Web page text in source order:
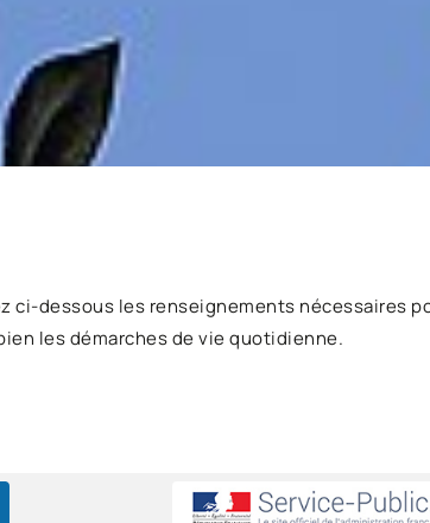
ci-dessous les renseignements nécessaires
les démarches de vie quotidienne.